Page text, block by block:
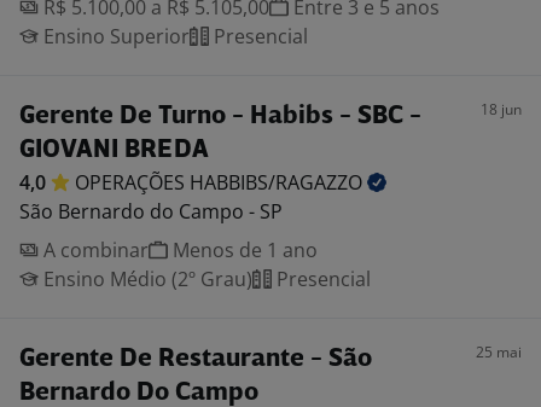
R$ 5.100,00 a R$ 5.105,00
Entre 3 e 5 anos
Ensino Superior
Presencial
Gerente De Turno - Habibs - SBC -
GIOVANI BREDA
18 jun
4,0 OPERAÇÕES HABBIBS/RAGAZZO
São Bernardo do Campo - SP
A combinar
Menos de 1 ano
Ensino Médio (2º Grau)
Presencial
Gerente De Restaurante - São
Bernardo Do Campo
25 mai